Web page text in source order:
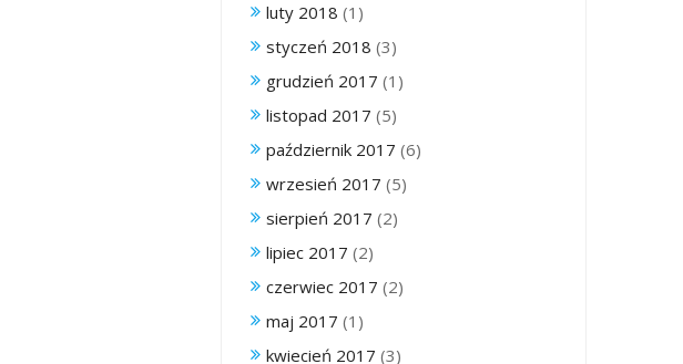
luty 2018 (1)
styczeń 2018 (3)
grudzień 2017 (1)
listopad 2017 (5)
październik 2017 (6)
wrzesień 2017 (5)
sierpień 2017 (2)
lipiec 2017 (2)
czerwiec 2017 (2)
maj 2017 (1)
kwiecień 2017 (3)